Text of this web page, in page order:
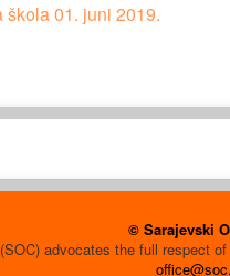
01. juni 2019.
© Sarajevski
advocates the full respect